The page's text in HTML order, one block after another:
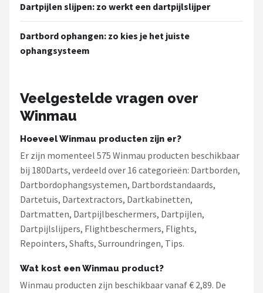
Dartpijlen slijpen: zo werkt een dartpijlslijper
Dartbord ophangen: zo kies je het juiste
ophangsysteem
Veelgestelde vragen over
Winmau
Hoeveel Winmau producten zijn er?
Er zijn momenteel 575 Winmau producten beschikbaar
bij 180Darts, verdeeld over 16 categorieën: Dartborden,
Dartbordophangsystemen, Dartbordstandaards,
Dartetuis, Dartextractors, Dartkabinetten,
Dartmatten, Dartpijlbeschermers, Dartpijlen,
Dartpijlslijpers, Flightbeschermers, Flights,
Repointers, Shafts, Surroundringen, Tips.
Wat kost een Winmau product?
Winmau producten zijn beschikbaar vanaf € 2,89. De